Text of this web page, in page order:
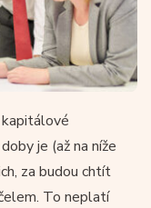
je (až na níže
za budou chtít
To neplatí